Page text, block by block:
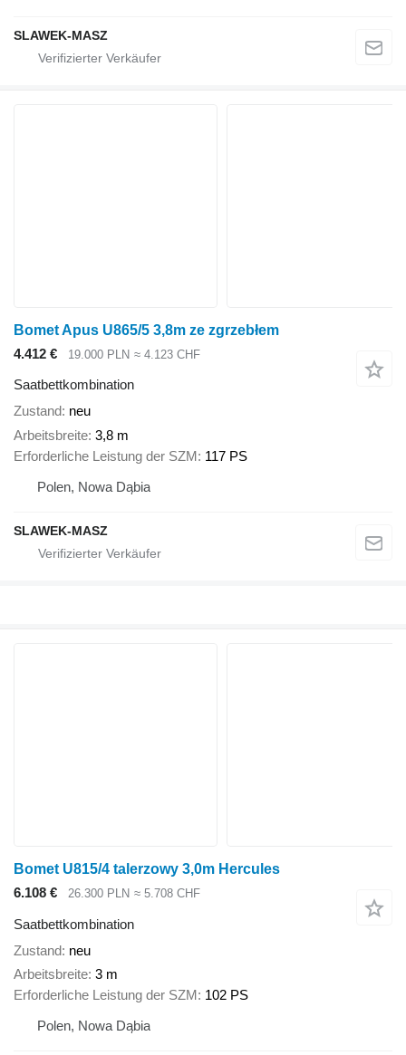
SLAWEK-MASZ
Bomet Apus U865/5 3,8m ze zgrzebłem
4.412 €
19.000 PLN ≈ 4.123 CHF
Saatbettkombination
Zustand neu
Arbeitsbreite 3,8 m
Erforderliche Leistung der SZM 117 PS
Polen, Nowa Dąbia
SLAWEK-MASZ
Bomet U815/4 talerzowy 3,0m Hercules
6.108 €
26.300 PLN ≈ 5.708 CHF
Saatbettkombination
Zustand neu
Arbeitsbreite 3 m
Erforderliche Leistung der SZM 102 PS
Polen, Nowa Dąbia